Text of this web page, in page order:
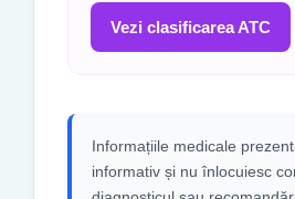
Vezi clasificarea ATC
Informațiile medicale
informativ și nu înlocuiesc